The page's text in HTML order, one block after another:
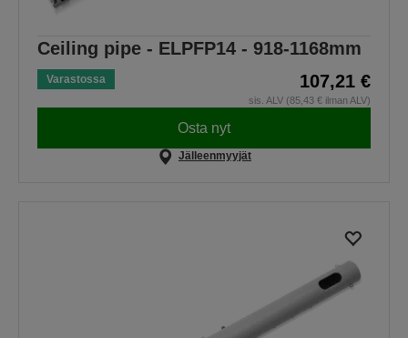
Ceiling pipe - ELPFP14 - 918-1168mm
Varastossa 107,21 €
sis. ALV (85,43 € ilman ALV)
Osta nyt
Jälleenmyyjät